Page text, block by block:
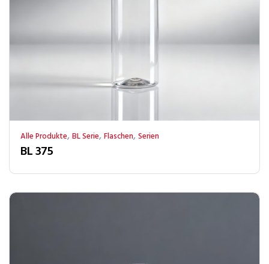
Alle Produkte, BL Serie, Flaschen, Serien
BL 375